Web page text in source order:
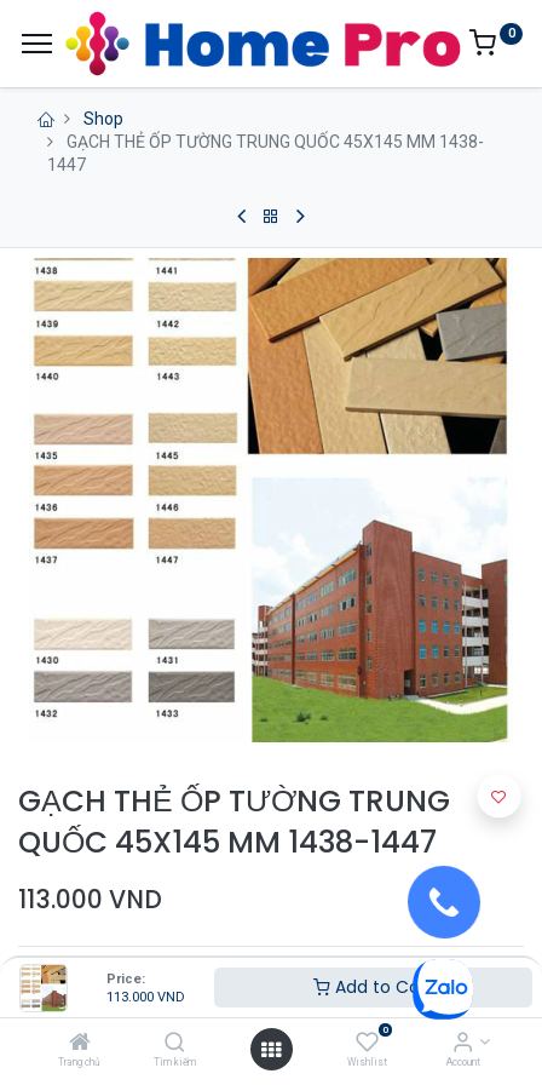
Price:
113.000 VND Add to Cart
Trang chủ Tìm kiếm
0
Wishlist Account
0
Shop
GẠCH THẺ ỐP TƯỜNG TRUNG QUỐC 45X145 MM 1438-
1447
GẠCH THẺ ỐP TƯỜNG TRUNG
QUỐC 45X145 MM 1438-1447
113.000 VND
Thêm vào giỏ hàng